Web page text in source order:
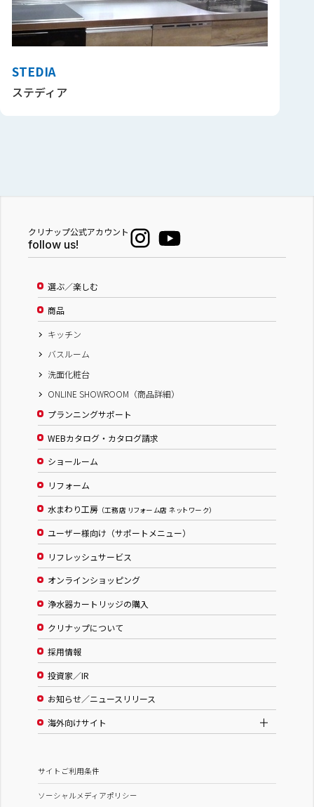
STEDIA
ステディア
クリナップ公式アカウント
follow us!
選ぶ／楽しむ
商品
キッチン
バスルーム
洗面化粧台
ONLINE SHOWROOM（商品詳細）
プランニングサポート
WEBカタログ・カタログ請求
ショールーム
リフォーム
水まわり工房 （工務店 リフォーム店 ネットワーク）
ユーザー様向け（サポートメニュー）
リフレッシュサービス
オンラインショッピング
浄水器カートリッジの購入
クリナップについて
採用情報
投資家／IR
お知らせ／ニュースリリース
海外向けサイト
サイトご利用条件
ソーシャルメディアポリシー